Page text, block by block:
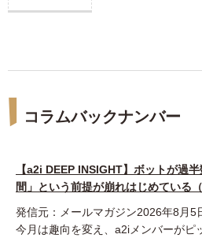
コラムバックナンバー
【a2i DEEP INSIGHT】ボットが過
間」という前提が崩れはじめている
発信元：メールマガジン2026年8月5
今月は趣向を変え、a2iメンバーがピ